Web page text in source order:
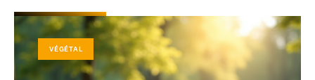
VÉGÉTAL